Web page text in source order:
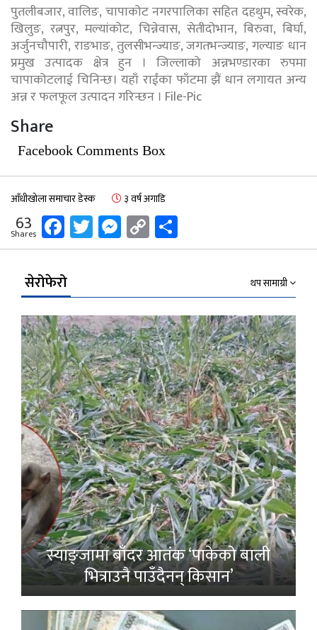
पुतलीबजार, वालिङ, चापाकोट नगरपालिका सहित दहथुम, स्वरेक,
खिलुङ, रत्नपुर, मल्यांकोट, चिन्नेवास, सेतीदोभान, बिरुवा, बिर्घा,
अर्जुनचौपारी, राङभाङ, तुलसीभन्ज्याङ, जगतभन्ज्याङ, गल्याङ धान
प्रमुख उत्पादक क्षेत्र हुन । जिल्लाको अन्नभण्डारका रुपमा
चापाकोटलाई चिनिन्छ। यहाँ राईंका फाँटमा झैं धान लगायत अन्य
अन्न र फलफूल उत्पादन गरिन्छन । File-Pic
Share
Facebook Comments Box
आँधीखोला समाचार डेस्क ३ वर्ष अगाडि
63
Shares Facebook
Twitter
Messenger
Copy
Link
सेरोफेरो थप सामाग्री
स्याङ्जामा बाँदर आतंक ‘पाकेको बाली
भित्राउनै पाउँदैनन् किसान’